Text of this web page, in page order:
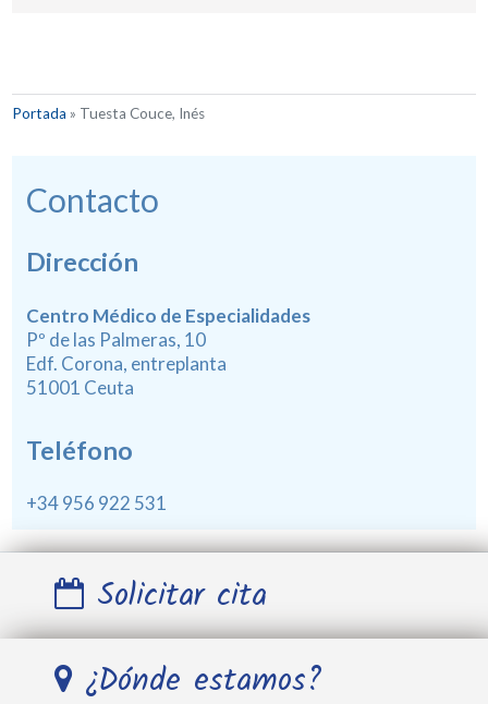
Portada » Tuesta Couce, Inés
Contacto
Dirección
Centro Médico de Especialidades
Pº de las Palmeras, 10
Edf. Corona, entreplanta
51001 Ceuta
Teléfono
+34 956 922 531
Solicitar cita
¿Dónde estamos?